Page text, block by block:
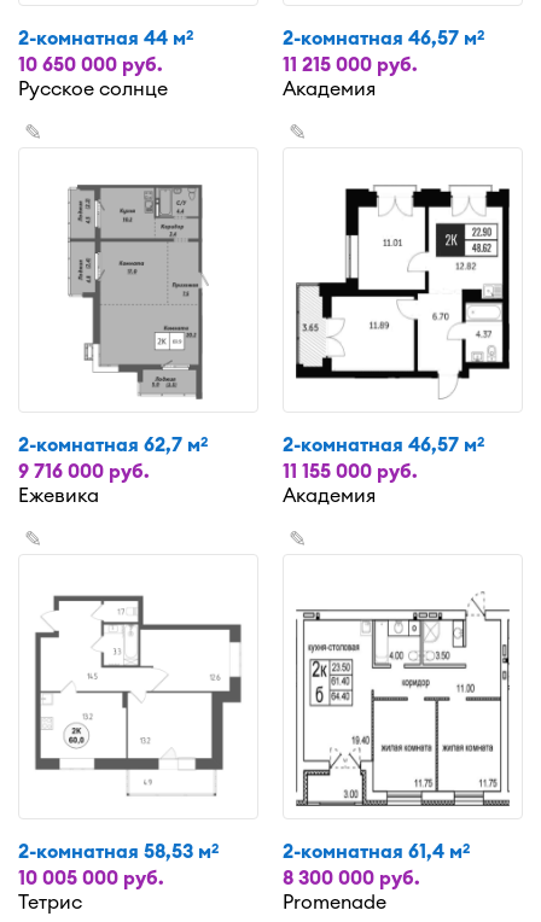
2-комнатная 44 м2
10 650 000 руб.
Русское солнце
2-комнатная 46,57 м2
11 215 000 руб.
Академия
✎
2-комнатная 62,7 м2
9 716 000 руб.
Ежевика
✎
2-комнатная 46,57 м2
11 155 000 руб.
Академия
✎
2-комнатная 58,53 м2
10 005 000 руб.
Тетрис
✎
2-комнатная 61,4 м2
8 300 000 руб.
Promenade